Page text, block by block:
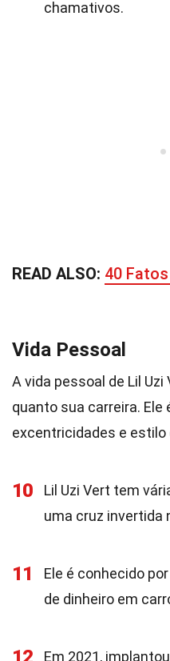
chamativos.
READ ALSO: 40
Vida Pessoal
A vida pessoal de Lil
quanto sua carreira. Ele
excentricidades e estilo
10
Lil Uzi Vert tem
uma cruz invertida
11
Ele é conhecido
de dinheiro em
Em 2021,